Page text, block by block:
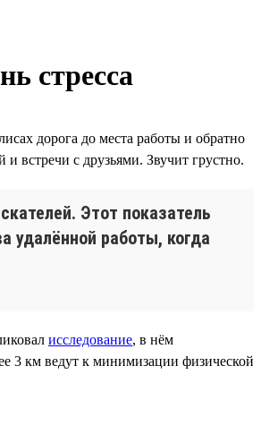
стресса
дорога до места работы и обратно
встречи с друзьями. Звучит грустно.
Этот показатель
удалённой работы, когда
исследование, в нём
3 км ведут к минимизации физической